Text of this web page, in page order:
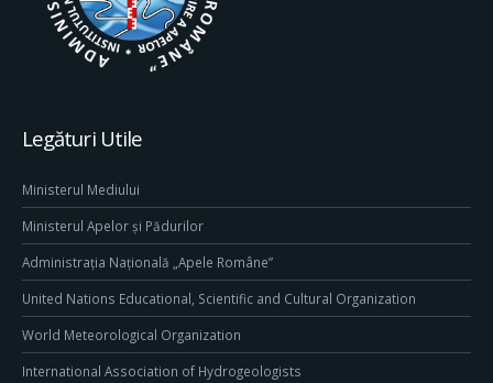
Legături Utile
Ministerul Mediului
Ministerul Apelor și Pădurilor
Administrația Națională „Apele Române”
United Nations Educational, Scientific and Cultural Organization
World Meteorological Organization
International Association of Hydrogeologists